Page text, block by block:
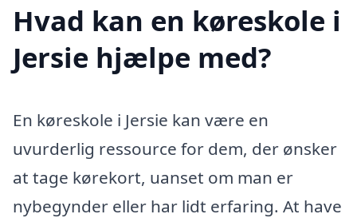
Hvad kan en køreskole i
Jersie hjælpe med?
En køreskole i Jersie kan være en
uvurderlig ressource for dem, der ønsker
at tage kørekort, uanset om man er
nybegynder eller har lidt erfaring. At have